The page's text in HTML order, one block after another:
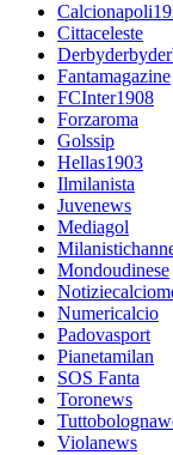
Cittaceleste
Fantamagazine
FCInter1908
Forzaroma
Golssip
Hellas1903
Ilmilanista
Juvenews
Mediagol
Mondoudinese
Numericalcio
Padovasport
Pianetamilan
SOS Fanta
Toronews
Violanews